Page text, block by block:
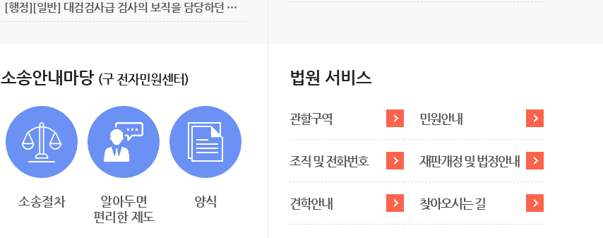
2026.07.13 [행정][일반] 대검검사급 검사의 보직을 담당하던 사람을 고검검사급 검사의 보직으로 발령한 인사명령처분의 위법 여부(2025구합4517)
소송안내마당 (구 전자민원센터)
소송절차
알아두면
편리한 제도
양식
법원 서비스
관할구역 민원안내
조직 및 전화번호 재판개정 및 법정안내
견학안내 찾아오시는 길